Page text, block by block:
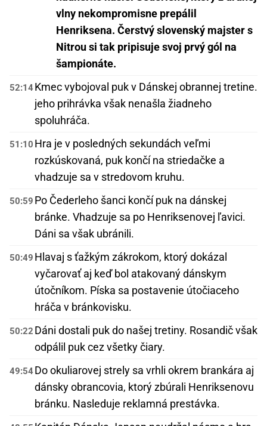
vlny nekompromisne prepálil
Henriksena. Čerstvý slovenský majster s
Nitrou si tak pripisuje svoj prvý gól na
šampionáte.
52:14Kmec vybojoval puk v Dánskej obrannej tretine.
jeho prihrávka však nenašla žiadneho
spoluhráča.
51:10 Hra je v posledných sekundách veľmi
rozkúskovaná, puk končí na striedačke a
vhadzuje sa v stredovom kruhu.
50:59 Po Čederleho šanci končí puk na dánskej
bránke. Vhadzuje sa po Henriksenovej ľavici.
Dáni sa však ubránili.
50:49 Hlavaj s ťažkým zákrokom, ktorý dokázal
vyčarovať aj keď bol atakovaný dánskym
útočníkom. Píska sa postavenie útočiaceho
hráča v bránkovisku.
50:22 Dáni dostali puk do našej tretiny. Rosandič však
odpálil puk cez všetky čiary.
49:54Do okuliarovej strely sa vrhli okrem brankára aj
dánsky obrancovia, ktorý zbúrali Henriksenovu
bránku. Nasleduje reklamná prestávka.